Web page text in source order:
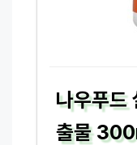
나우푸드
출물